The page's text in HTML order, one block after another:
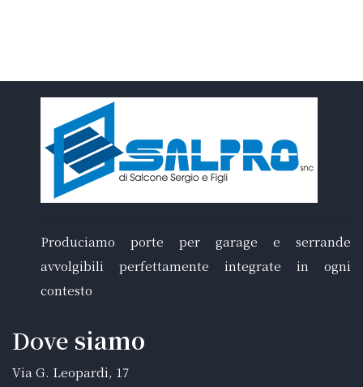
Produciamo porte per garage e serrande
avvolgibili perfettamente integrate in ogni
contesto
Dove siamo
Via G. Leopardi, 17